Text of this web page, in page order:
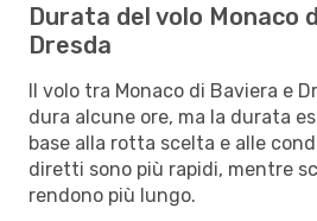
Durata del volo Monaco
Dresda
Il volo tra Monaco di Baviera e
dura alcune ore, ma la durata
base alla rotta scelta e alle
diretti sono più rapidi, mentre
rendono più lungo.